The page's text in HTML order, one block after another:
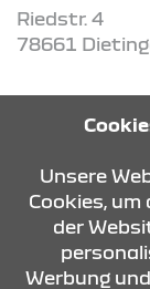
Riedstr. 4
78661
Unsere
Cookies,
der
Werbung